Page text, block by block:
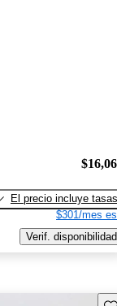
El precio incluye tasas
$301/mes
Verif. disponibilidad